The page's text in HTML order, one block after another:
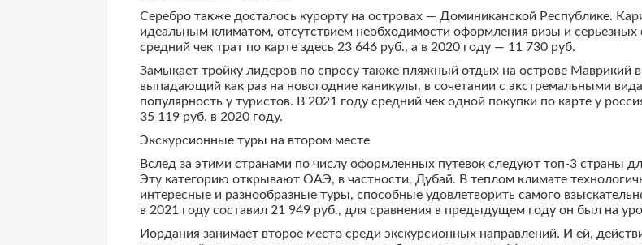
Серебро также досталось курорту на островах — Доминиканской Республике.
идеальным климатом, отсутствием необходимости оформления визы и серьезных
средний чек трат по карте здесь 23 646 руб., а в 2020 году — 11 730 руб.
Замыкает тройку лидеров по спросу также пляжный отдых на острове
выпадающий как раз на новогодние каникулы, в сочетании с экстремальными
популярность у туристов. В 2021 году средний чек одной покупки по карте у
35 119 руб. в 2020 году.
Экскурсионные туры на втором месте
Вслед за этими странами по числу оформленных путевок следуют топ-3 страны
Эту категорию открывают ОАЭ, в частности, Дубай. В теплом климате
интересные и разнообразные туры, способные удовлетворить самого
в 2021 году составил 21 949 руб., для сравнения в предыдущем году он был на
Иордания занимает второе место среди экскурсионных направлений. И ей,